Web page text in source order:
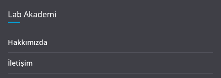
Lab Akademi
Hakkımızda
İletişim